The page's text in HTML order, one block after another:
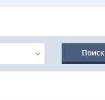
Поиск